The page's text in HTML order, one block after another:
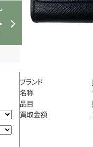
ブランド
名称
品目
買取金額